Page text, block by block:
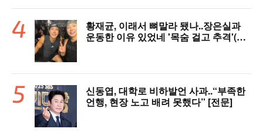
황재균, 이래서 뼈말라 됐나..장은실과
운동한 이유 있었네 '목숨 걸고 추격'(술
신동엽, 대학로 비하발언 사과..“부족한
언행, 현장 노고 배려 못했다” [전문]